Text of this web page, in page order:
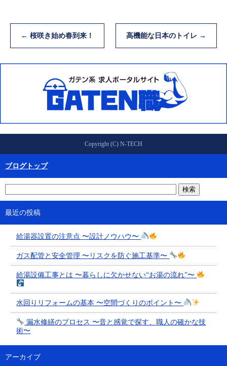
← 桜咲き始め春到来！ 高機能な日本のトイレ →
Copyright (C) N-TECH
ブログトップ
最近の投稿
給湯器設置の注意点 〜設計ノウハウ〜
ガス配管と安全管理 〜リスクを防ぐ施工基準〜
給湯設備工事とは 〜暮らしに欠かせない“お湯の流れ”〜
水回りリフォームの基本 〜空間づくりのポイント〜
漏水修繕のプロセス 〜音と感覚で探す、職人の確かな技
術〜
アーカイブ